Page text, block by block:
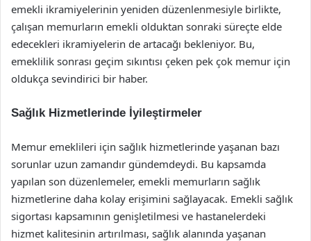
emekli ikramiyelerinin yeniden düzenlenmesiyle birlikte,
çalışan memurların emekli olduktan sonraki süreçte elde
edecekleri ikramiyelerin de artacağı bekleniyor. Bu,
emeklilik sonrası geçim sıkıntısı çeken pek çok memur için
oldukça sevindirici bir haber.
Sağlık Hizmetlerinde İyileştirmeler
Memur emeklileri için sağlık hizmetlerinde yaşanan bazı
sorunlar uzun zamandır gündemdeydi. Bu kapsamda
yapılan son düzenlemeler, emekli memurların sağlık
hizmetlerine daha kolay erişimini sağlayacak. Emekli sağlık
sigortası kapsamının genişletilmesi ve hastanelerdeki
hizmet kalitesinin artırılması, sağlık alanında yaşanan